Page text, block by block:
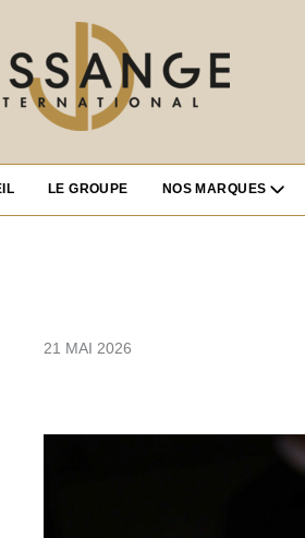
LE GROUPE NOS MARQUES
21 MAI 2026